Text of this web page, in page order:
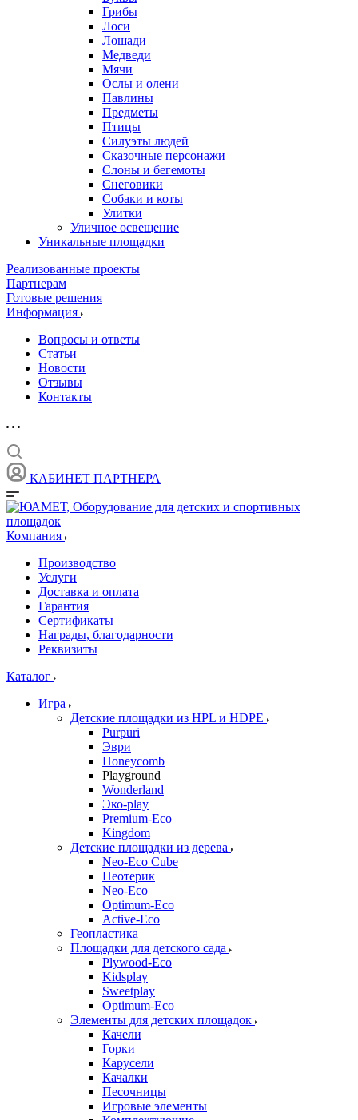
Грибы
Лоси
Лошади
Медведи
Мячи
Ослы и олени
Павлины
Предметы
Птицы
Силуэты людей
Сказочные персонажи
Слоны и бегемоты
Снеговики
Собаки и коты
Улитки
Уличное освещение
Уникальные площадки
Реализованные проекты
Партнерам
Готовые решения
Информация
Вопросы и ответы
Статьи
Новости
Отзывы
Контакты
КАБИНЕТ ПАРТНЕРА
Компания
Производство
Услуги
Доставка и оплата
Гарантия
Сертификаты
Награды, благодарности
Реквизиты
Каталог
Игра
Детские площадки из HPL и HDPE
Purpuri
Эври
Honeycomb
Playground
Wonderland
Эко-play
Premium-Eco
Kingdom
Детские площадки из дерева
Neo-Eco Cube
Неотерик
Neo-Eco
Оptimum-Еco
Active-Eco
Геопластика
Площадки для детского сада
Plywood-Eco
Kidsplay
Sweetplay
Оptimum-Еco
Элементы для детских площадок
Качели
Горки
Карусели
Качалки
Песочницы
Игровые элементы